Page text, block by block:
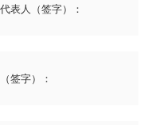
定代表人（签字）：
人（签字）：